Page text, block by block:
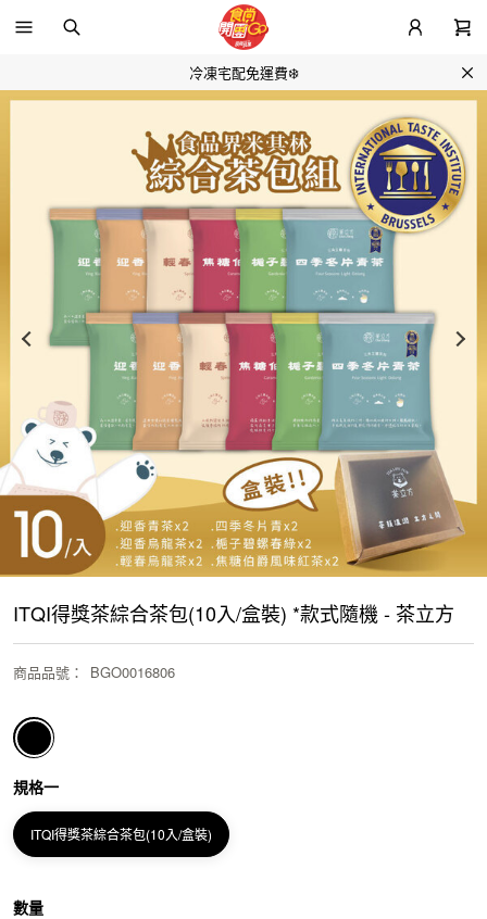
冷凍宅配免運費❄️
ITQI得獎茶綜合茶包(10入/盒裝) *款式隨機 - 茶立方
商品品號 ： BGO0016806
規格一
ITQI得獎茶綜合茶包(10入/盒裝)
數量